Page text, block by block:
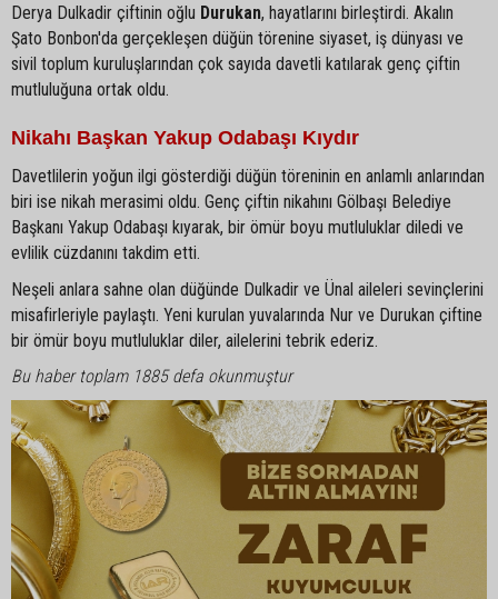
Derya Dulkadir çiftinin oğlu Durukan, hayatlarını birleştirdi. Akalın
Şato Bonbon'da gerçekleşen düğün törenine siyaset, iş dünyası ve
sivil toplum kuruluşlarından çok sayıda davetli katılarak genç çiftin
mutluluğuna ortak oldu.
Nikahı Başkan Yakup Odabaşı Kıydır
Davetlilerin yoğun ilgi gösterdiği düğün töreninin en anlamlı anlarından
biri ise nikah merasimi oldu. Genç çiftin nikahını Gölbaşı Belediye
Başkanı Yakup Odabaşı kıyarak, bir ömür boyu mutluluklar diledi ve
evlilik cüzdanını takdim etti.
Neşeli anlara sahne olan düğünde Dulkadir ve Ünal aileleri sevinçlerini
misafirleriyle paylaştı. Yeni kurulan yuvalarında Nur ve Durukan çiftine
bir ömür boyu mutluluklar diler, ailelerini tebrik ederiz.
Bu haber toplam 1885 defa okunmuştur